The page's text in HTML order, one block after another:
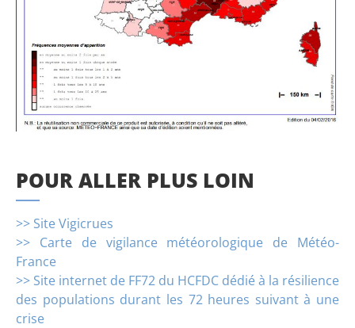
POUR ALLER PLUS LOIN
>> Site Vigicrues
>> Carte de vigilance météorologique de Météo-
France
>> Site internet de FF72 du HCFDC dédié à la résilience
des populations durant les 72 heures suivant à une
crise